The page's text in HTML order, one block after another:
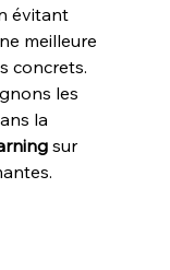
évitant
meilleure
concrets.
les
la
sur